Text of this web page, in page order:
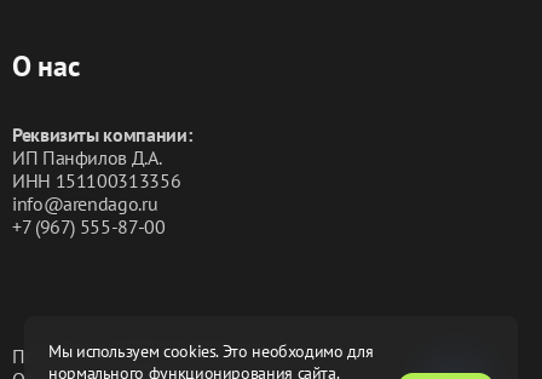
Мы используем cookies. Это необходимо для
нормального функционирования сайта.
О нас
Реквизиты компании:
ИП Панфилов Д.А.
ИНН 151100313356
info@arendago.ru
+7 (967) 555-87-00
Политика конфиденциальности